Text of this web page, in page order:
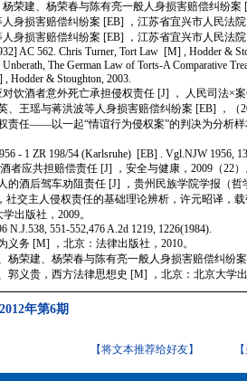
荣建、杨荣春与陈有亮一般人身损害赔偿纠纷案
身损害赔偿纠纷案 [EB] ，江苏省宜兴市人民法
身损害赔偿纠纷案 [EB] ，江苏省宜兴市人民法
AC 562. Chris Turner, Tort Law [M] , Hodder &
The German Law of Torts-A Comparative
Hodder & Stoughton, 2003.
饮酒者意外死亡承担侵权责任 [J] ， 人民司法×
、王瑶与蒋洪波等人身损害赔偿纠纷案 [EB] ，（
责任——以一起“情谊行为侵权案”的判决为分析样
- 1 ZR 198/54 (Karlsruhe) [EB] . Vgl.NJW 1956,
者应共担赔偿责任 [J] ，安全与健康，2009（22
的酒后驾车劝阻责任 [J] ，贵州民族学院学报（哲
社交主人侵权责任的基础理论辨析，许元昭译，
出版社，2009。
N.J.538, 551-552,476 A.2d 1219, 1226(1984).
义务 [M] ，北京：法律出版社，2010。
杨荣建、杨荣春与陈有亮一般人身损害赔偿纠纷
郭义贵，西方法律思想史 [M] ，北京：北京大学
年第6期
【将文本推荐给好友】